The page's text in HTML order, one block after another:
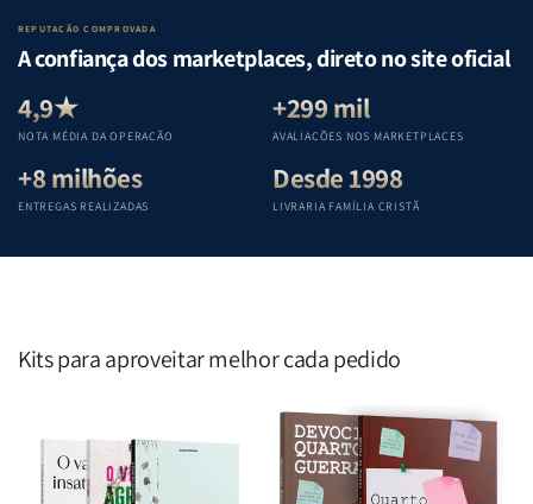
Lar
|
Equipe
Teológica
Penkal
|
Equipe
Penkal
|
Equipe
Teológica
Penkal
Equipe
REPUTAÇÃO COMPROVADA
A confiança dos marketplaces, direto no site oficial
4,9★
NOTA MÉDIA DA OPERAÇÃO
+299 mil
AVALIAÇÕES NOS MARKETPLACES
+8 milhões
ENTREGAS REALIZADAS
Desde 1998
LIVRARIA FAMÍLIA CRISTÃ
Kits para aproveitar melhor cada pedido